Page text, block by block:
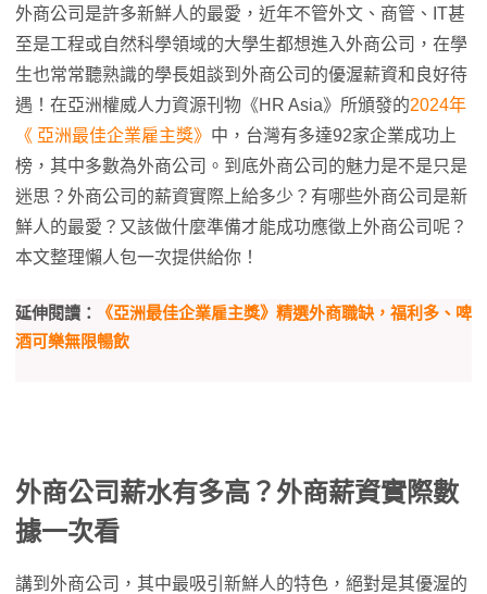
外商公司是許多新鮮人的最愛，近年不管外文、商管、IT甚
至是工程或自然科學領域的大學生都想進入外商公司，在學
生也常常聽熟識的學長姐談到外商公司的優渥薪資和良好待
遇！在亞洲權威人力資源刊物《HR Asia》所頒發的2024年
《 亞洲最佳企業雇主獎》 中，台灣有多達92家企業成功上
榜，其中多數為外商公司。到底外商公司的魅力是不是只是
迷思？外商公司的薪資實際上給多少？有哪些外商公司是新
鮮人的最愛？又該做什麼準備才能成功應徵上外商公司呢？
本文整理懶人包一次提供給你！
延伸閱讀：
《亞洲最佳企業雇主獎》精選外商職缺，福利多、啤
酒可樂無限暢飲
外商公司薪水有多高？外商薪資實際數
據一次看
講到外商公司，其中最吸引新鮮人的特色，絕對是其優渥的